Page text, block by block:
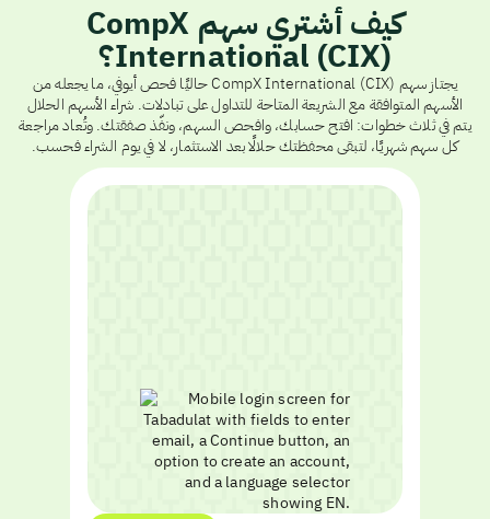
كيف أشتري سهم CompX
International (CIX)؟
يجتاز سهم CompX International (CIX) حاليًا فحص أيوفي، ما يجعله من
الأسهم المتوافقة مع الشريعة المتاحة للتداول على تبادلات. شراء الأسهم الحلال
يتم في ثلاث خطوات: افتح حسابك، وافحص السهم، ونفّذ صفقتك. وتُعاد مراجعة
كل سهم شهريًا، لتبقى محفظتك حلالًا بعد الاستثمار، لا في يوم الشراء فحسب.